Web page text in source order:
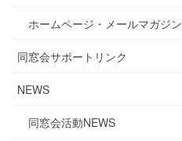
ホームページ・メールマガジ
同窓会サポートリンク
NEWS
同窓会活動NEWS